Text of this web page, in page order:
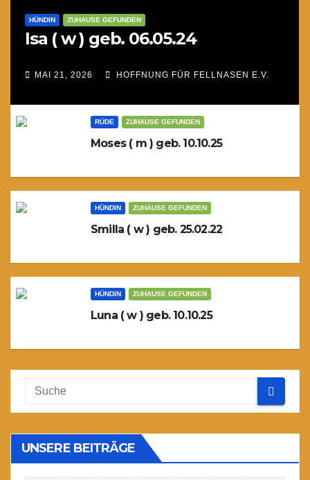
HÜNDIN ZUHAUSE GEFUNDEN
Isa ( w ) geb. 06.05.24
MAI 21, 2026 HOFFNUNG FÜR FELLNASEN E.V.
RÜDE ZUHAUSE GEFUNDEN
Moses ( m ) geb. 10.10.25
HÜNDIN ZUHAUSE GEFUNDEN
Smilla ( w ) geb. 25.02.22
HÜNDIN ZUHAUSE GEFUNDEN
Luna ( w ) geb. 10.10.25
UNSERE BEITRÄGE